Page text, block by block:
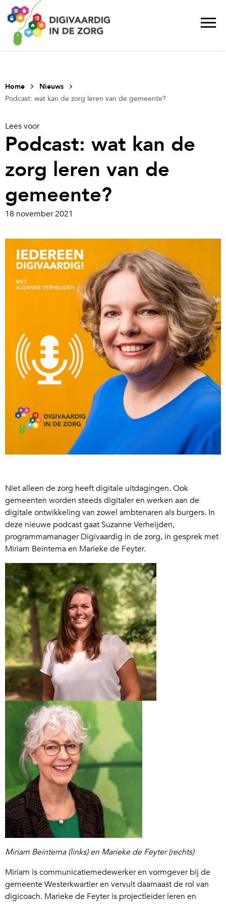
Home
Nieuws
Podcast: wat kan de zorg leren van de gemeente?
Lees voor
Podcast: wat kan de
zorg leren van de
gemeente?
18 november 2021
Niet alleen de zorg heeft digitale uitdagingen. Ook
gemeenten worden steeds digitaler en werken aan de
digitale ontwikkeling van zowel ambtenaren als burgers. In
deze nieuwe podcast gaat Suzanne Verheijden,
programmamanager Digivaardig in de zorg, in gesprek met
Miriam Beintema en Marieke de Feyter.
Miriam Beintema (links) en Marieke de Feyter (rechts)
Miriam is communicatiemedewerker en vormgever bij de
gemeente Westerkwartier en vervult daarnaast de rol van
digicoach. Marieke de Feyter is projectleider leren en